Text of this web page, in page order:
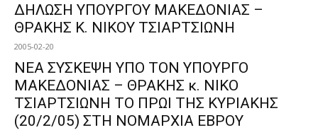
ΔΗΛΩΣΗ ΥΠΟΥΡΓΟΥ ΜΑΚΕΔΟΝΙΑΣ –
ΘΡΑΚΗΣ Κ. ΝΙΚΟΥ ΤΣΙΑΡΤΣΙΩΝΗ
2005-02-20
ΝΕΑ ΣΥΣΚΕΨΗ ΥΠΟ ΤΟΝ ΥΠΟΥΡΓΟ
ΜΑΚΕΔΟΝΙΑΣ – ΘΡΑΚΗΣ κ. ΝΙΚΟ
ΤΣΙΑΡΤΣΙΩΝΗ ΤΟ ΠΡΩΙ ΤΗΣ ΚΥΡΙΑΚΗΣ
(20/2/05) ΣΤΗ ΝΟΜΑΡΧΙΑ ΕΒΡΟΥ